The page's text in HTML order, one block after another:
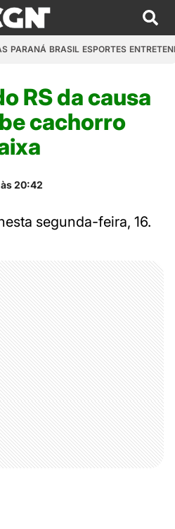
PARANÁ BRASIL ESPORTES
RS da causa
cachorro
20:42
segunda-feira, 16.